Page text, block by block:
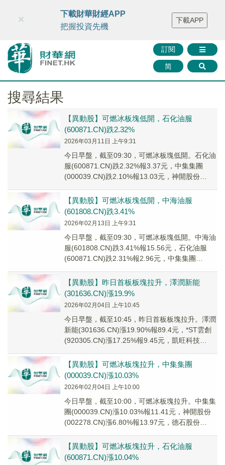
財華智庫網 FINTV FINMETA 財華證券 媒體矩陣
智庫沙龍
聯絡我們
訂閱
简
×
下載財華財經APP
把握投資先機
下載APP
搜尋結果
【異動股】可燃冰板塊低開，石化油服
(600871.CN)跌2.32%
2026年03月11日 上午9:31
今日早盤，截至09:30，可燃冰板塊低開。石化油
服(600871.CN)跌2.32%報3.37元，中集集團
(000039.CN)跌2.10%報13.03元，神開股份
【異動股】可燃冰板塊低開，中海油服
(601808.CN)跌3.41%
2026年02月13日 上午9:31
今日早盤，截至09:30，可燃冰板塊低開。中海油
服(601808.CN)跌3.41%報15.56元，石化油服
(600871.CN)跌2.31%報2.96元，中集集團
【異動股】昨日首板板塊拉升，澤潤新能
(301636.CN)漲19.9%
2026年02月04日 上午10:45
今日早盤，截至10:45，昨日首板板塊拉升。澤潤
新能(301636.CN)漲19.90%報89.4元，*ST雲創
(920305.CN)漲17.25%報9.45元，凱旺科技
【異動股】可燃冰板塊拉升，中集集團
(000039.CN)漲10.03%
2026年02月04日 上午10:00
今日早盤，截至10:00，可燃冰板塊拉升。中集集
團(000039.CN)漲10.03%報11.41元，神開股份
(002278.CN)漲6.80%報13.97元，德石股份
【異動股】可燃冰板塊拉升，石化油服
(600871.CN)漲10.04%